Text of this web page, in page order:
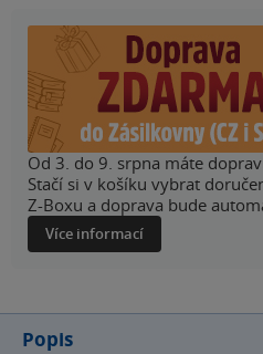
Od 3. do 9. srpna máte
Stačí si v košíku vybrat
Z-Boxu a doprava bude
Více informací
Popis